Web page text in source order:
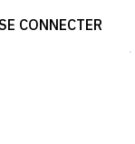
SE CONNECTER